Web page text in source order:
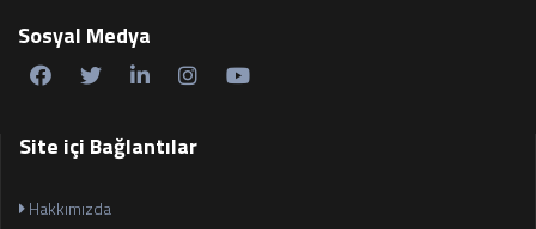
Sosyal Medya
Site içi Bağlantılar
Hakkımızda